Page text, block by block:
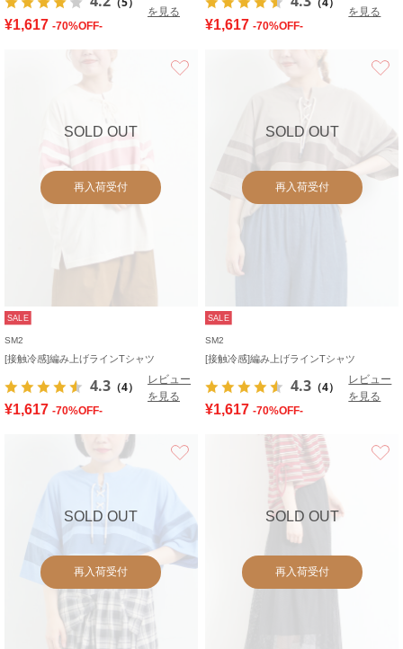
を見る
¥1,617 -70%OFF-
を見る
¥1,617 -70%OFF-
SOLD OUT
再入荷受付
SALE
SM2
[接触冷感]編み上げラインTシャツ
4.3 （4）
レビュー
を見る
¥1,617 -70%OFF-
SOLD OUT
再入荷受付
SALE
SM2
[接触冷感]編み上げラインTシャツ
4.3 （4）
レビュー
を見る
¥1,617 -70%OFF-
SOLD OUT
再入荷受付
SOLD OUT
再入荷受付